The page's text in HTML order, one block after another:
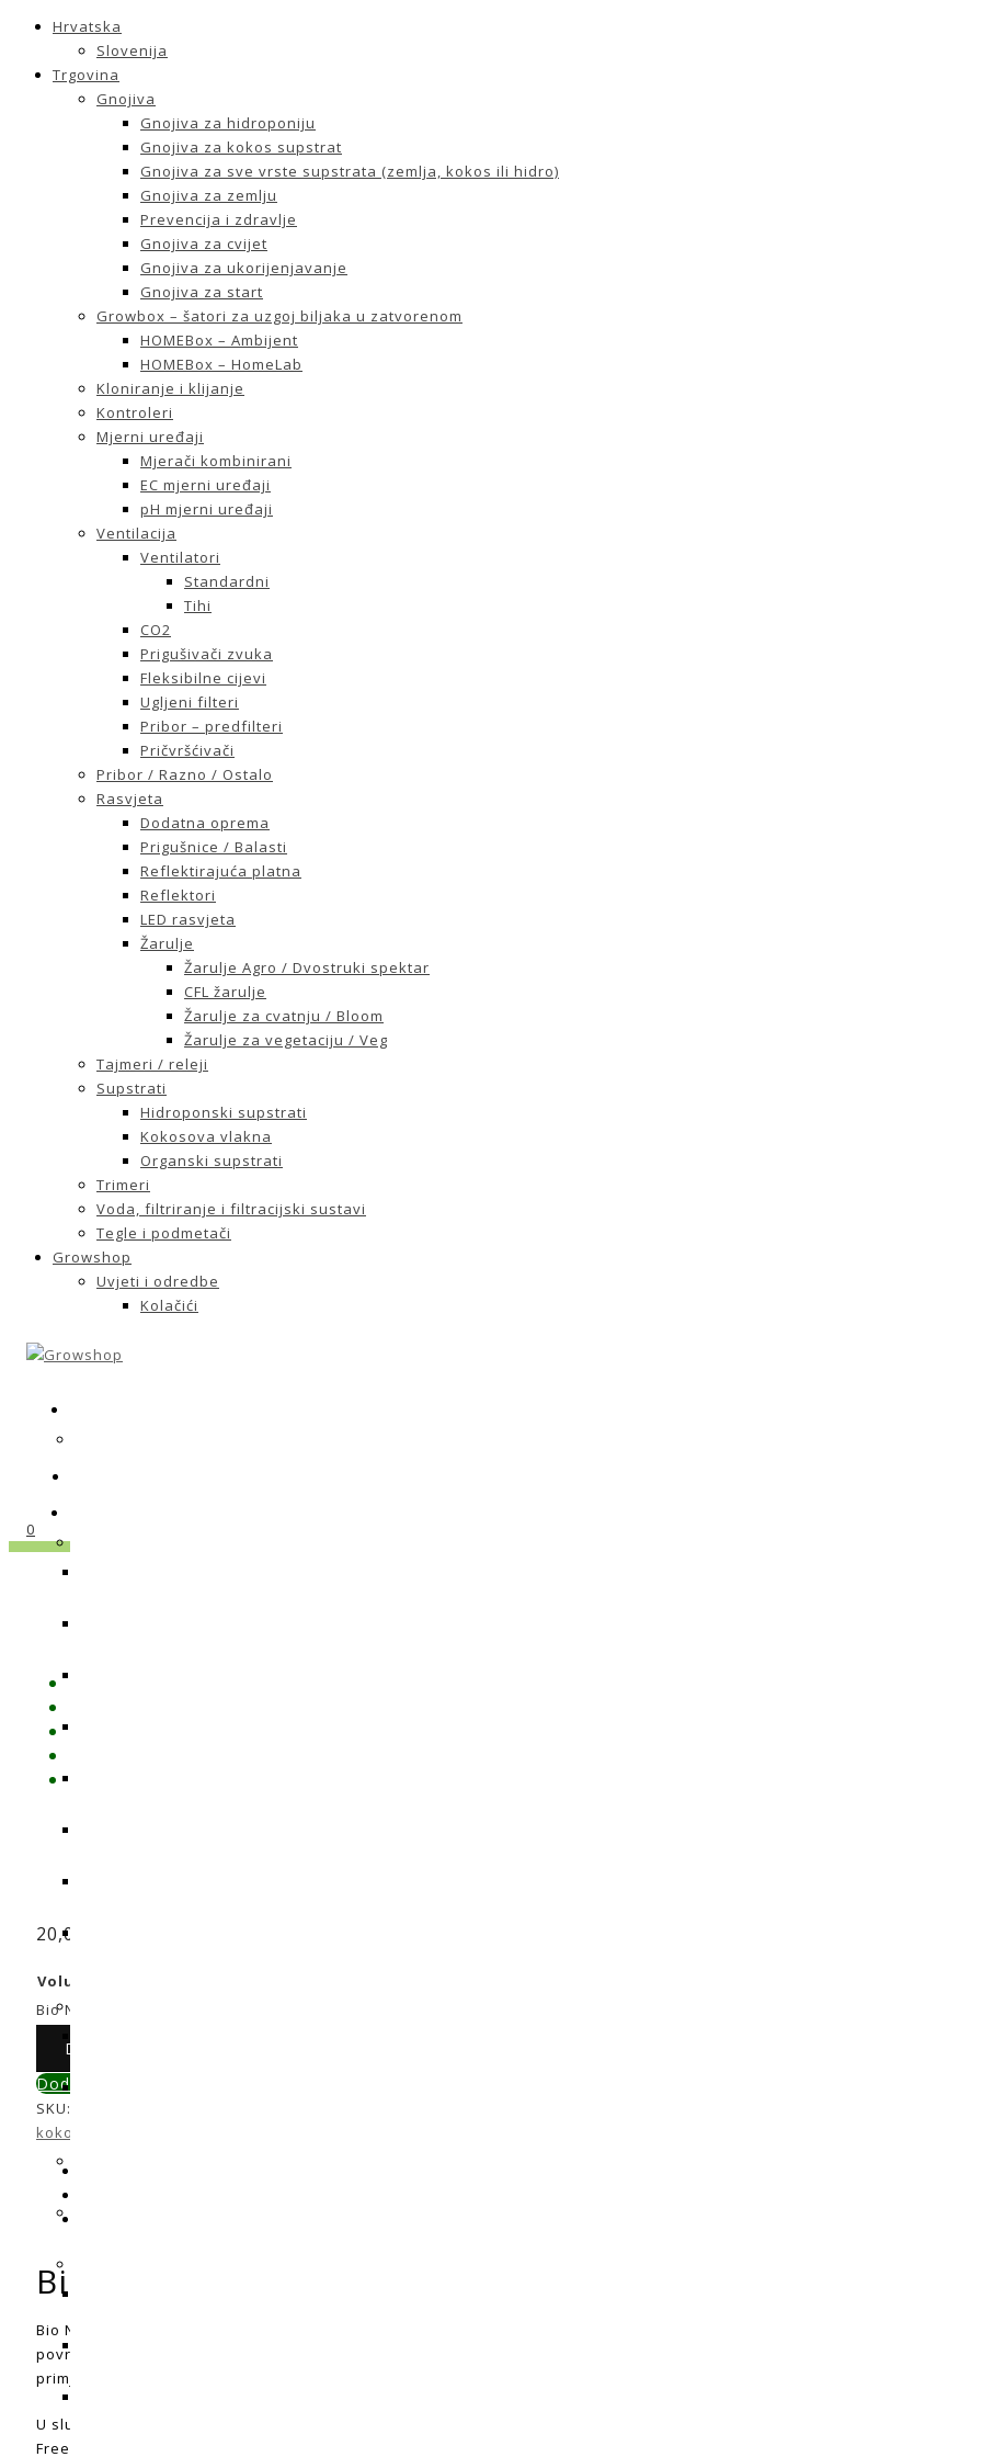
Hrvatska
Slovenija
Trgovina
Gnojiva
Gnojiva za hidroponiju
Gnojiva za kokos supstrat
Gnojiva za sve vrste supstrata (zemlja, kokos ili hidro)
Gnojiva za zemlju
Prevencija i zdravlje
Gnojiva za cvijet
Gnojiva za ukorijenjavanje
Gnojiva za start
Growbox – šatori za uzgoj biljaka u zatvorenom
HOMEBox – Ambijent
HOMEBox – HomeLab
Kloniranje i klijanje
Kontroleri
Mjerni uređaji
Mjerači kombinirani
EC mjerni uređaji
pH mjerni uređaji
Ventilacija
Ventilatori
Standardni
Tihi
CO2
Prigušivači zvuka
Fleksibilne cijevi
Ugljeni filteri
Pribor – predfilteri
Pričvršćivači
Pribor / Razno / Ostalo
Rasvjeta
Dodatna oprema
Prigušnice / Balasti
Reflektirajuća platna
Reflektori
LED rasvjeta
Žarulje
Žarulje Agro / Dvostruki spektar
CFL žarulje
Žarulje za cvatnju / Bloom
Žarulje za vegetaciju / Veg
Tajmeri / releji
Supstrati
Hidroponski supstrati
Kokosova vlakna
Organski supstrati
Trimeri
Voda, filtriranje i filtracijski sustavi
Tegle i podmetači
Growshop
Uvjeti i odredbe
Kolačići
0
20,00
Volumen pakiranja u L
Bio Nova FreeFlow količina
Dodaj u košaricu
Dodaj u primerjavu
SKU:
kokos ili hidro)
Bio Nova FreeFlow
Bio Nova FreeFlow je prirodno sredstvo za vlaženje na bazi ekstrakta Yucca (Sarsaponin Schidegera). FreeFlow smanjuje
površinsku napetost tekućina tako da one mogu lakše prodrijeti u tlo, kamenu vunu, kokosovo vlakno i druge medije. Na
primjer, prvo namakanje ploča od kamene vune obično je trajalo 24 sata, dok FreeFlow traje samo 6 sati.
U slučaju štetnika, ovaj proizvod je učinkovitiji od ostalih. Dok drugi proizvodi ostavljaju samo male kapljice na lišću,
FreeFlow nanosi film na cijeli list, omogućujući učinkovitiju kontrolu štetočina. Kada nanesete FreeFlow na tlo za posude,